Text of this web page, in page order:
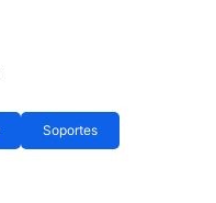
Soportes